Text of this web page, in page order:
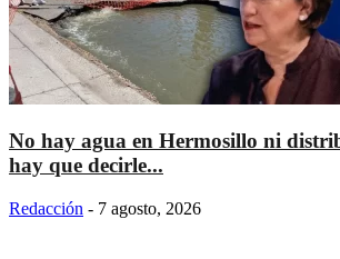
No hay agua en Hermosillo ni
hay que decirle...
Redacción - 7 agosto, 2026